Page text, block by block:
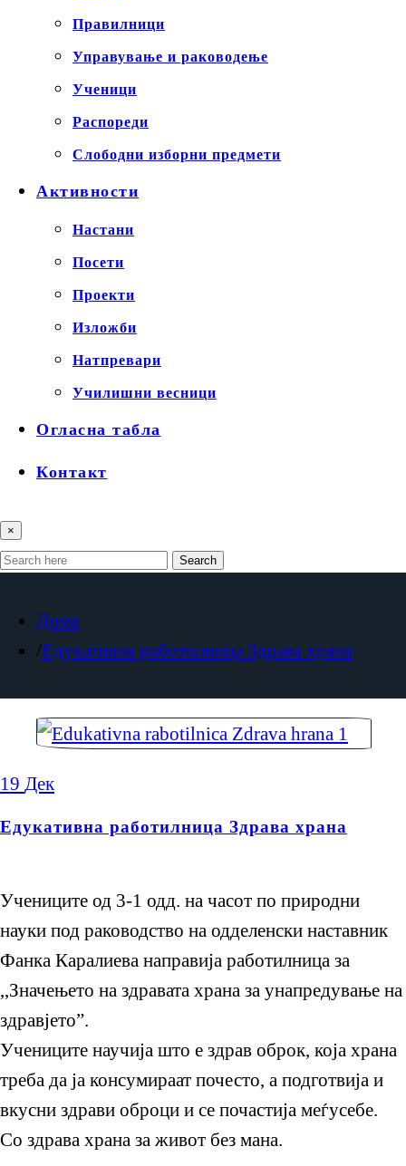
Правилници
Управување и раководење
Ученици
Распореди
Слободни изборни предмети
Активности
Настани
Посети
Проекти
Изложби
Натпревари
Училишни весници
Огласна табла
Контакт
×
Search
Дома
Едукативна работилница Здрава храна
19 Дек
Едукативна работилница Здрава храна
Учениците од 3-1 одд. на часот по природни
науки под раководство на одделенски наставник
Фанка Каралиева направија работилница за
,,Значењето на здравата храна за унапредување на
здравјето”.
Учениците научија што е здрав оброк, која храна
треба да ја консумираат почесто, а подготвија и
вкусни здрави оброци и се почастија меѓусебе.
Со здрава храна за живот без мана.